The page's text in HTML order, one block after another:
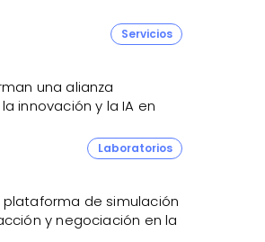
Servicios
una alianza
innovación y la IA en
Laboratorios
plataforma de simulación
y negociación en la